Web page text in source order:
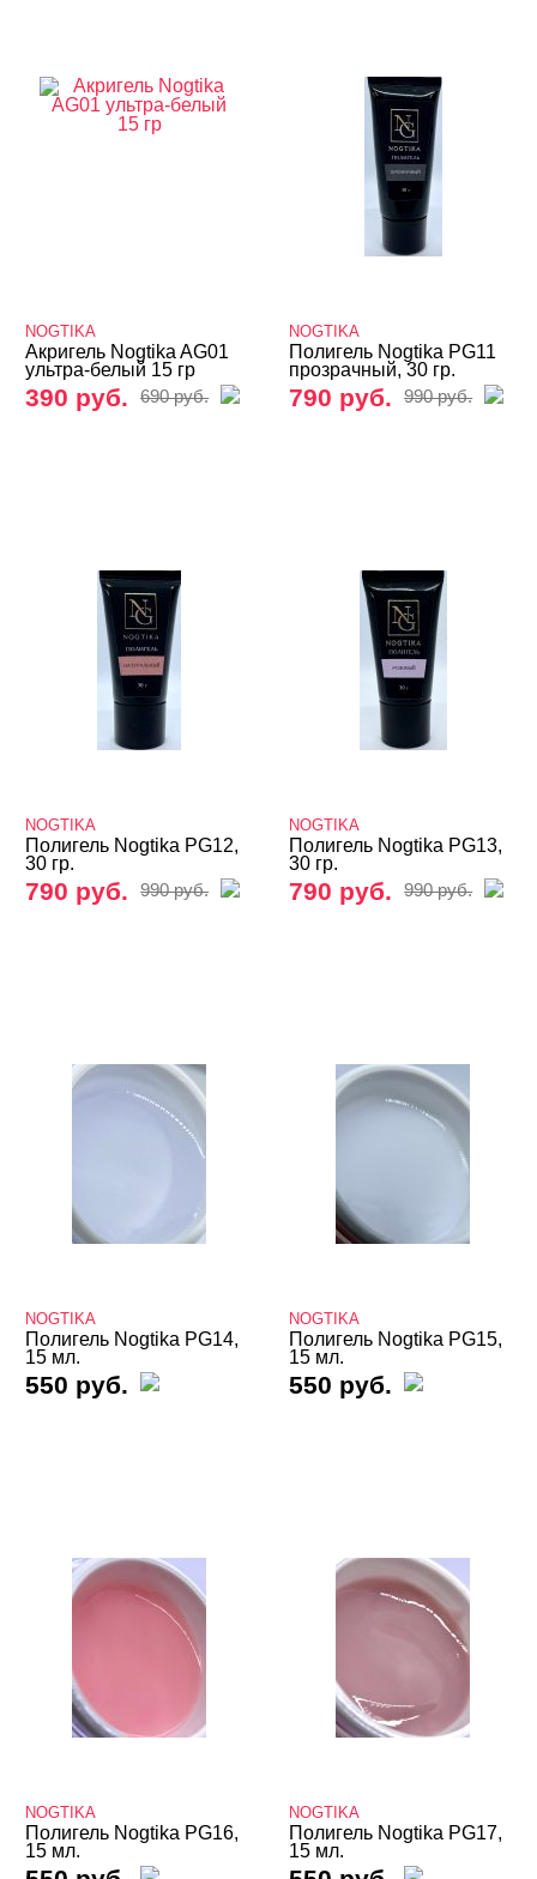
Распродажа
Жидкие гели и полигели
Акригель (полигель)
ARTEX
Bagheera Nails
BLOOM
CHARME
Cosmoprofi
Cosmoprofi
FOXY
Giorgio Capachini
Holly Molly
InGarden
Irisk
Klio
LunaLine
MOLLON PRO
Mystique
NAIL MODA
Planet Nails
Runail
NOGTIKA
Акригель Nogtika AG01
ультра-белый 15 гр
390 руб. 690 руб.
NOGTIKA
Полигель Nogtika PG11
прозрачный, 30 гр.
790 руб. 990 руб.
NOGTIKA
Полигель Nogtika PG12,
30 гр.
790 руб. 990 руб.
NOGTIKA
Полигель Nogtika PG13,
30 гр.
790 руб. 990 руб.
NOGTIKA
Полигель Nogtika PG14,
15 мл.
550 руб.
NOGTIKA
Полигель Nogtika PG15,
15 мл.
550 руб.
NOGTIKA
Полигель Nogtika PG16,
15 мл.
NOGTIKA
Полигель Nogtika PG17,
15 мл.